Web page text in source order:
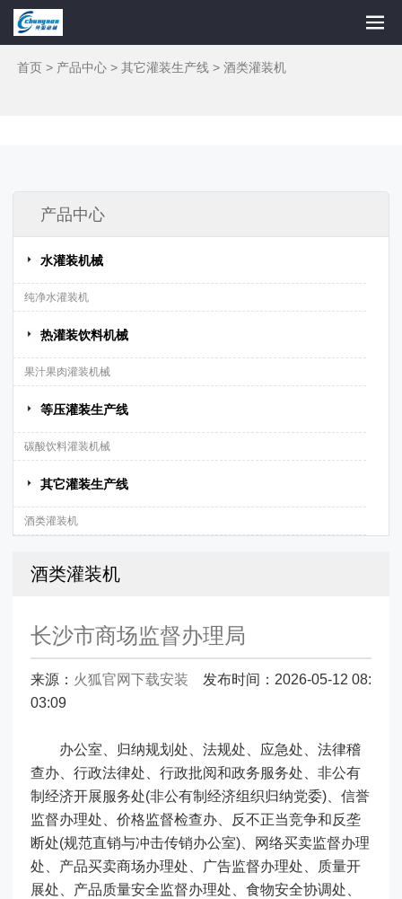
首页> 产品中心> 其它灌装生产线> 酒类灌装机
产品中心
水灌装机械
纯净水灌装机
热灌装饮料机械
果汁果肉灌装机械
等压灌装生产线
碳酸饮料灌装机械
其它灌装生产线
酒类灌装机
酒类灌装机
长沙市商场监督办理局
来源： 火狐官网下载安装 发布时间：2026-05-12 08:
03:09
办公室、归纳规划处、法规处、应急处、法律稽
查办、行政法律处、行政批阅和政务服务处、非公有
制经济开展服务处(非公有制经济组织归纳党委)、信誉
监督办理处、价格监督检查办、反不正当竞争和反垄
断处(规范直销与冲击传销办公室)、网络买卖监督办理
处、产品买卖商场办理处、广告监督办理处、质量开
展处、产品质量安全监督办理处、食物安全协调处、